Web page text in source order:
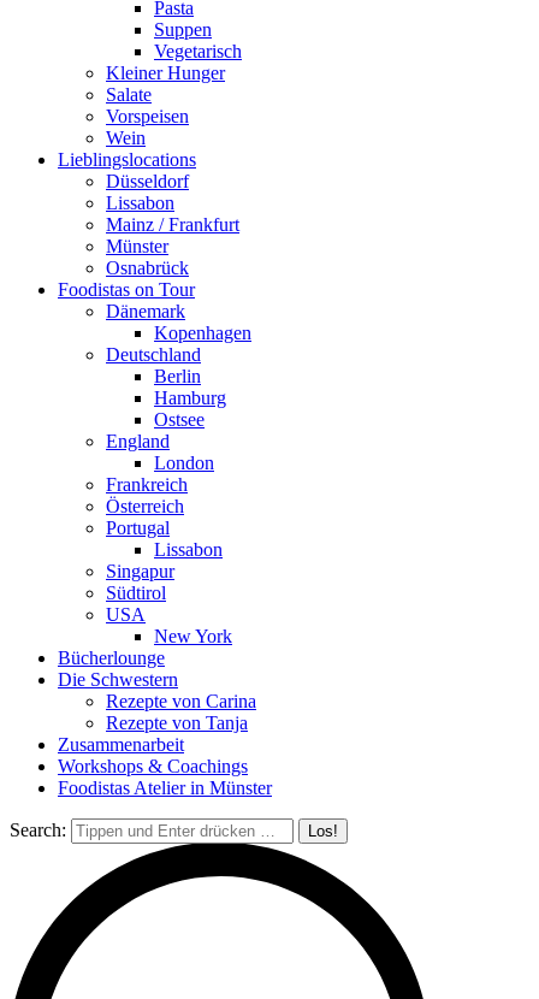
Pasta
Suppen
Vegetarisch
Kleiner Hunger
Salate
Vorspeisen
Wein
Lieblingslocations
Düsseldorf
Lissabon
Mainz / Frankfurt
Münster
Osnabrück
Foodistas on Tour
Dänemark
Kopenhagen
Deutschland
Berlin
Hamburg
Ostsee
England
London
Frankreich
Österreich
Portugal
Lissabon
Singapur
Südtirol
USA
New York
Bücherlounge
Die Schwestern
Rezepte von Carina
Rezepte von Tanja
Zusammenarbeit
Workshops & Coachings
Foodistas Atelier in Münster
Search: